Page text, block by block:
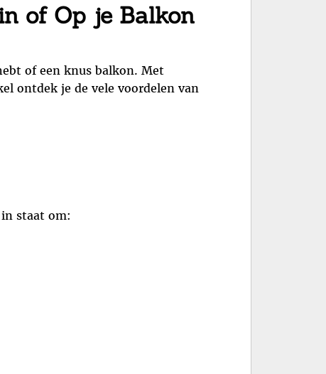
of Op je Balkon
of een knus balkon. Met
ontdek je de vele voordelen van
staat om: